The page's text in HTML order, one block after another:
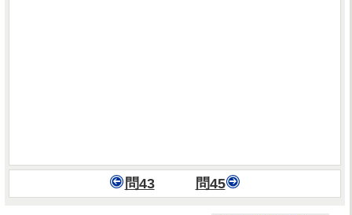
問43 問45